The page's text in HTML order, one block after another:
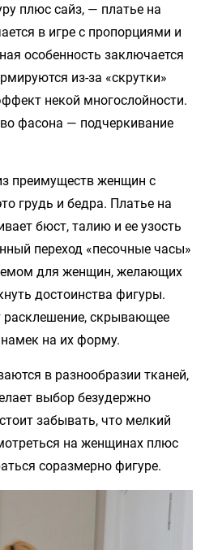
плюс сайз, — платье на
в игре с пропорциями и
особенность заключается
из-за «скрутки»
некой многослойности.
фасона — подчеркивание
преимуществ женщин с
грудь и бедра. Платье на
бюст, талию и ее узость
переход «песочные часы»
для женщин, желающих
достоинства фигуры.
расклешение, скрывающее
на их форму.
в разнообразии тканей,
выбор безудержно
забывать, что мелкий
на женщинах плюс
соразмерно фигуре.